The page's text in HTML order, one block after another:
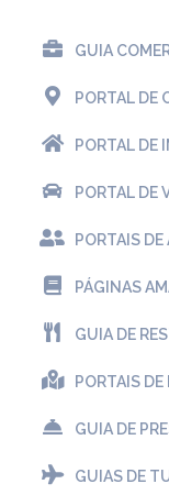
GUIA
PORTAL DE
PORTAL DE
PORTAL DE
PORTAIS
PÁGINAS
GUIA DE
PORTAIS
GUIA DE
GUIAS DE